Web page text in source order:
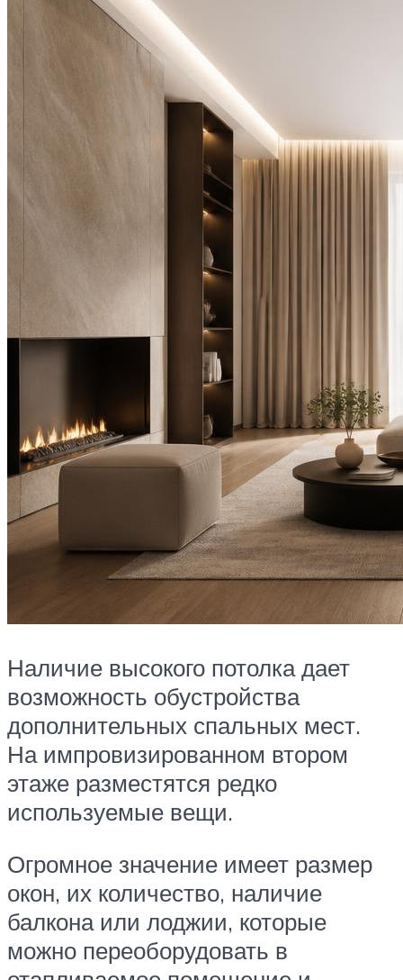
Наличие высокого потолка дает
возможность обустройства
дополнительных спальных мест.
На импровизированном втором
этаже разместятся редко
используемые вещи.
Огромное значение имеет размер
окон, их количество, наличие
балкона или лоджии, которые
можно переоборудовать в